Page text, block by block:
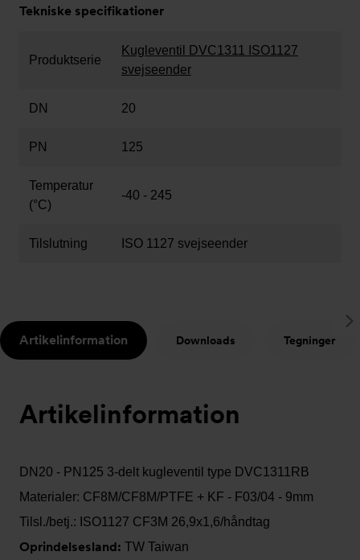
Tekniske specifikationer
Produktserie
Kugleventil DVC1311 ISO1127
svejseender
DN 20
PN 125
Temperatur
(°C)
-40 - 245
Tilslutning ISO 1127 svejseender
Artikelinformation Downloads Tegninger
Artikelinformation
DN20 - PN125 3-delt kugleventil type DVC1311RB
Materialer: CF8M/CF8M/PTFE + KF - F03/04 - 9mm
Tilsl./betj.: ISO1127 CF3M 26,9x1,6/håndtag
Oprindelsesland: TW Taiwan